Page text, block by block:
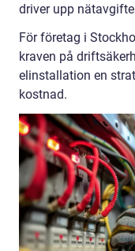
driver upp
För företag i
kraven på
elinstallation en
kostnad.